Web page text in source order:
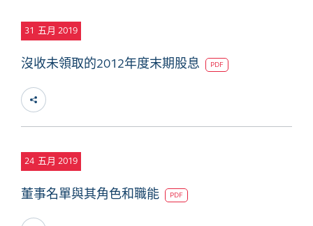
31 五月 2019
沒收未領取的2012年度末期股息 PDF
24 五月 2019
董事名單與其角色和職能 PDF